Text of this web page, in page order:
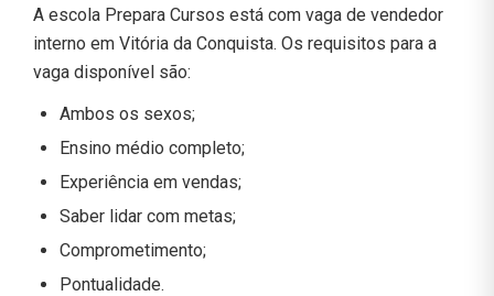
A escola Prepara Cursos está com vaga de vendedor
interno em Vitória da Conquista. Os requisitos para a
vaga disponível são:
Ambos os sexos;
Ensino médio completo;
Experiência em vendas;
Saber lidar com metas;
Comprometimento;
Pontualidade.